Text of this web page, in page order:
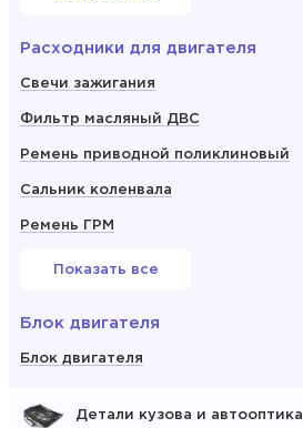
Расходники для двигателя
Свечи зажигания
Фильтр масляный ДВС
Ремень приводной поликлиновый
Сальник коленвала
Ремень ГРМ
Показать все
Блок двигателя
Блок двигателя
Детали кузова и автооптика